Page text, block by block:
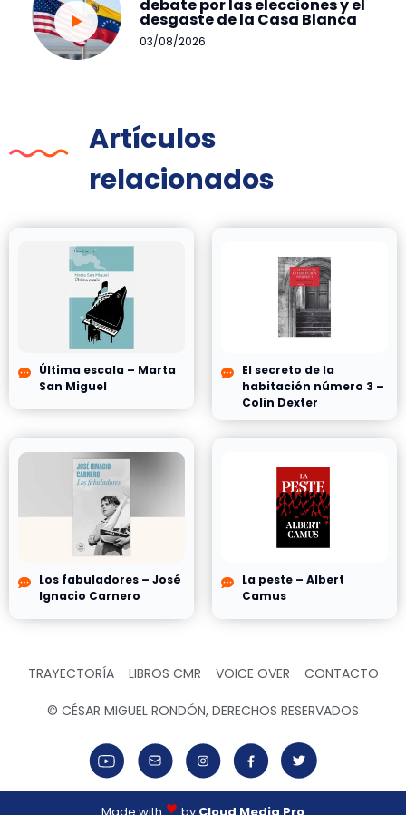
debate por las elecciones y el
desgaste de la Casa Blanca
03/08/2026
Artículos
relacionados
Última escala – Marta
San Miguel
El secreto de la
habitación número 3 –
Colin Dexter
Los fabuladores – José
Ignacio Carnero
La peste – Albert
Camus
TRAYECTORÍA LIBROS CMR VOICE OVER CONTACTO
© CÉSAR MIGUEL RONDÓN, DERECHOS RESERVADOS